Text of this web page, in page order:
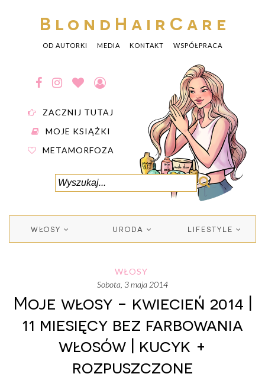
BlondHairCare
OD AUTORKI MEDIA KONTAKT WSPÓŁPRACA
ZACZNIJ TUTAJ
MOJE KSIĄŻKI
METAMORFOZA
WŁOSY URODA LIFESTYLE
WŁOSY
sobota, 3 maja 2014
Moje włosy - kwiecień 2014 |
11 miesięcy bez farbowania
włosów | kucyk +
rozpuszczone